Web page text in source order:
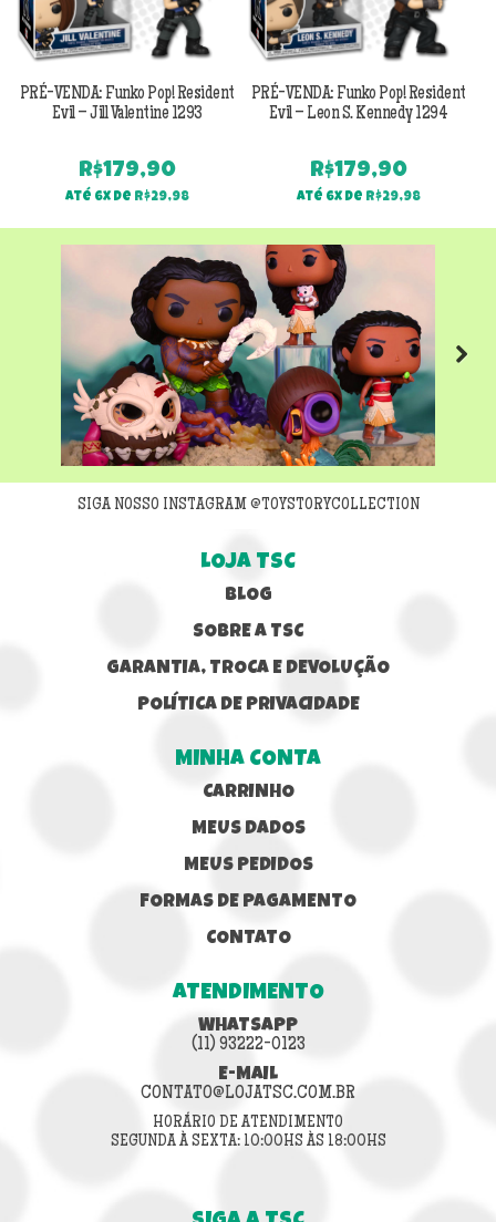
PRÉ-VENDA: Funko Pop! Resident
Evil – Jill Valentine 1293
R$179,90
Até 6x de R$29,98
PRÉ-VENDA: Funko Pop! Resident
Evil – Leon S. Kennedy 1294
R$179,90
Até 6x de R$29,98
Next
SIGA NOSSO INSTAGRAM @TOYSTORYCOLLECTION
LOJA TSC
BLOG
SOBRE A TSC
GARANTIA, TROCA E DEVOLUÇÃO
POLÍTICA DE PRIVACIDADE
MINHA CONTA
CARRINHO
MEUS DADOS
MEUS PEDIDOS
FORMAS DE PAGAMENTO
CONTATO
ATENDIMENTO
WHATSAPP
(11) 93222-0123
E-MAIL
CONTATO@LOJATSC.COM.BR
HORÁRIO DE ATENDIMENTO
SEGUNDA À SEXTA: 10:00HS ÀS 18:00HS